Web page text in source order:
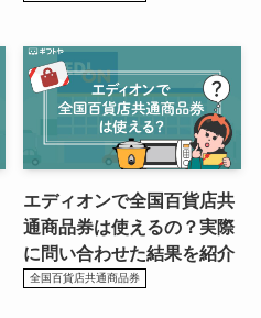
エディオンで全国百貨店共
通商品券は使えるの？実際
に問い合わせた結果を紹介
全国百貨店共通商品券